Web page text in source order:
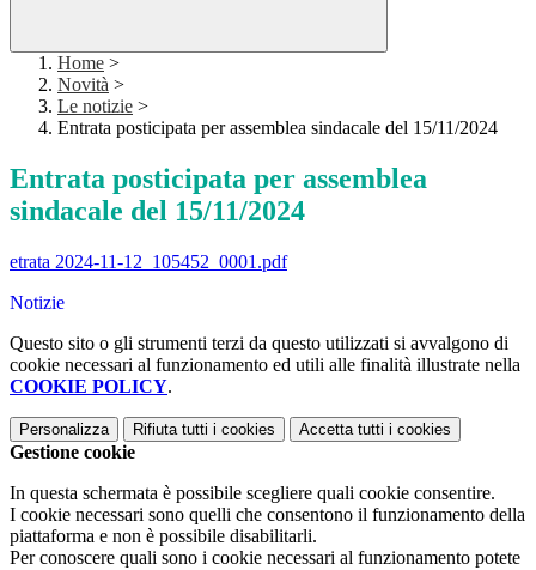
Home >
Novità >
Le notizie >
Entrata posticipata per assemblea sindacale del 15/11/2024
Entrata posticipata per assemblea
sindacale del 15/11/2024
etrata 2024-11-12_105452_0001.pdf
Notizie
Questo sito o gli strumenti terzi da questo utilizzati si avvalgono di
cookie necessari al funzionamento ed utili alle finalità illustrate nella
COOKIE POLICY.
Personalizza Rifiuta tutti i cookies Accetta tutti i cookies
Gestione cookie
In questa schermata è possibile scegliere quali cookie consentire.
I cookie necessari sono quelli che consentono il funzionamento della
piattaforma e non è possibile disabilitarli.
Per conoscere quali sono i cookie necessari al funzionamento potete